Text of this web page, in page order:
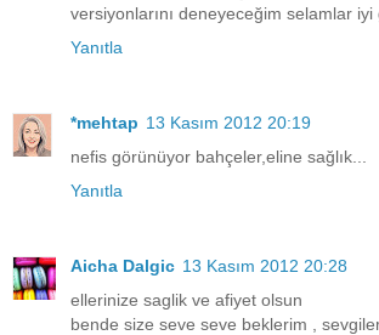
versiyonlarını deneyeceğim selamlar iyi
Yanıtla
*mehtap 13 Kasım 2012 20:19
nefis görünüyor bahçeler,eline sağlık...
Yanıtla
Aicha Dalgic 13 Kasım 2012 20:28
ellerinize saglik ve afiyet olsun
bende size seve seve beklerim ,